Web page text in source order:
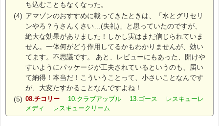
ち込むこともなくなった。
(4) アマゾンのおすすめに載ってきたときは、「水とグリセリ
ンやろ？うさんくさい…(失礼)」と思っていたのですが、
絶大な効果がありました！しかし実はまだ信じられていま
せん。一体何がどう作用してるかもわかりませんが、効い
てます。不思議です。 あと、レビューにもあった、開けや
すいようにパッケージが工夫されているというのも、届い
て納得！本当だ！こういうことって、小さいことなんです
が、大変たすかることなんですよね！
(5) 08.チコリー
10.クラブアップル 13.ゴース レスキューレ
メディ レスキュークリーム